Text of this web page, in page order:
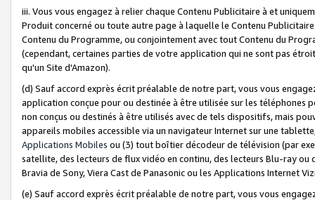
iii. Vous vous engagez à relier chaque Contenu Publicitaire à et
Produit concerné ou toute autre page à laquelle le Contenu
Contenu du Programme, ou conjointement avec tout Contenu du
(cependant, certaines parties de votre application qui ne sont pas
qu'un Site d'Amazon).
(d) Sauf accord exprès écrit préalable de notre part, vous vous
application conçue pour ou destinée à être utilisée sur les téléphones
non conçus ou destinés à être utilisés avec de tels dispositifs, mais
appareils mobiles accessible via un navigateur Internet sur une
Applications Mobiles ou (3) tout boîtier décodeur de télévision (par
satellite, des lecteurs de flux vidéo en continu, des lecteurs Blu-ray
Bravia de Sony, Viera Cast de Panasonic ou les Applications Internet
(e) Sauf accord exprès écrit préalable de notre part, vous vous